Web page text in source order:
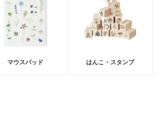
マウスパッド はんこ・スタンプ